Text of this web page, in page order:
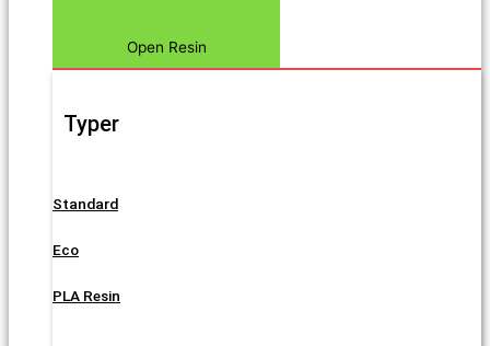
Open Resin
Typer
Standard
Eco
PLA Resin